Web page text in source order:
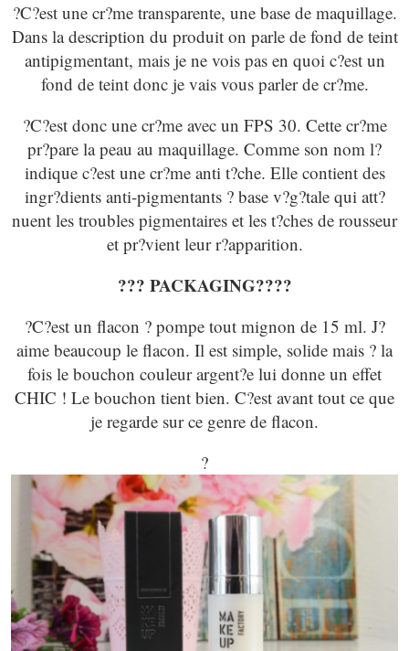
?C?est une cr?me transparente, une base de maquillage.
Dans la description du produit on parle de fond de teint
antipigmentant, mais je ne vois pas en quoi c?est un
fond de teint donc je vais vous parler de cr?me.
?C?est donc une cr?me avec un FPS 30. Cette cr?me
pr?pare la peau au maquillage. Comme son nom l?
indique c?est une cr?me anti t?che. Elle contient des
ingr?dients anti-pigmentants ? base v?g?tale qui att?
nuent les troubles pigmentaires et les t?ches de rousseur
et pr?vient leur r?apparition.
??? PACKAGING????
?C?est un flacon ? pompe tout mignon de 15 ml. J?
aime beaucoup le flacon. Il est simple, solide mais ? la
fois le bouchon couleur argent?e lui donne un effet
CHIC ! Le bouchon tient bien. C?est avant tout ce que
je regarde sur ce genre de flacon.
?